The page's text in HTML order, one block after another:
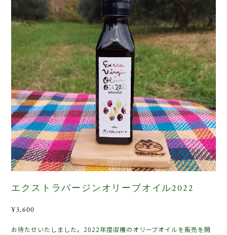
エクストラバージンオリーブオイル2022
¥3,600
お待たせいたしました。2022年度収穫のオリーブオイルを販売を開